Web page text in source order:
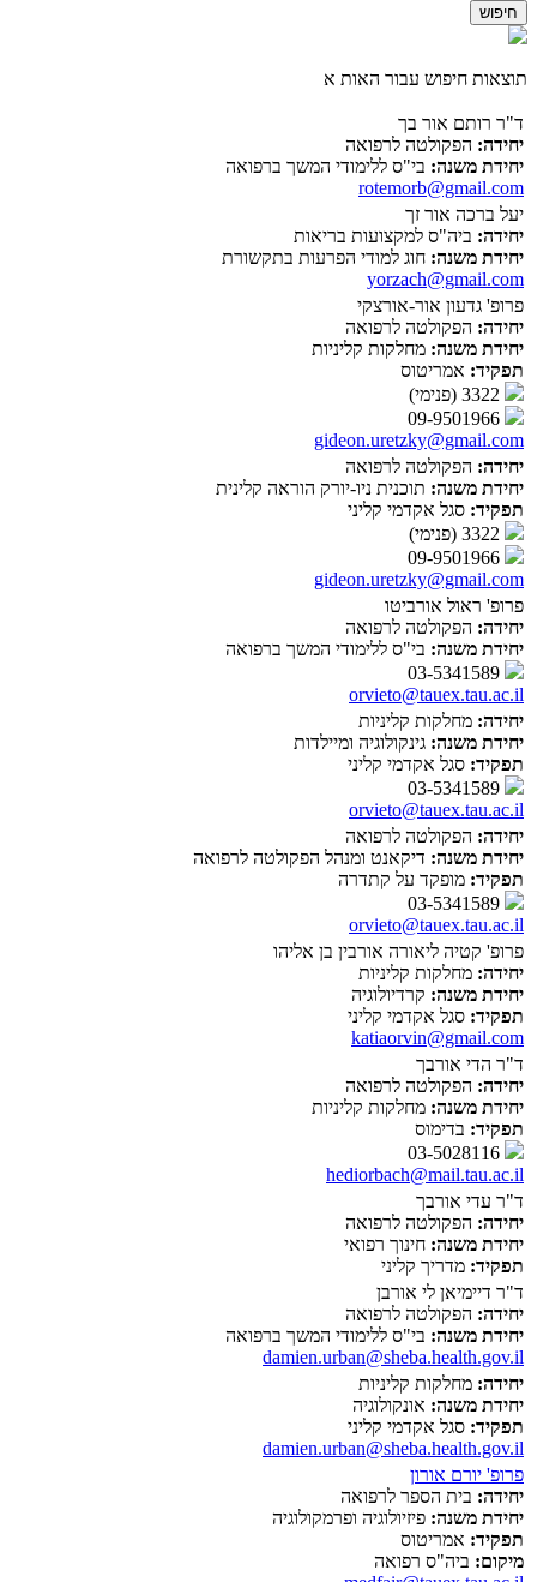
תוצאות חיפוש עבור האות א
ד"ר רותם אור בך
יחידה: הפקולטה לרפואה
יחידת משנה: בי"ס ללימודי המשך ברפואה
rotemorb@gmail.com
יעל ברכה אור זך
יחידה: ביה"ס למקצועות בריאות
יחידת משנה: חוג למודי הפרעות בתקשורת
yorzach@gmail.com
פרופ' גדעון אור-אורצקי
יחידה: הפקולטה לרפואה
יחידת משנה: מחלקות קליניות
תפקיד: אמריטוס
gideon.uretzky@gmail.com
יחידה: הפקולטה לרפואה
יחידת משנה: תוכנית ניו-יורק הוראה קלינית
תפקיד: סגל אקדמי קליני
gideon.uretzky@gmail.com
פרופ' ראול אורביטו
יחידה: הפקולטה לרפואה
יחידת משנה: בי"ס ללימודי המשך ברפואה
orvieto@tauex.tau.ac.il
יחידה: מחלקות קליניות
יחידת משנה: גינקולוגיה ומיילדות
תפקיד: סגל אקדמי קליני
orvieto@tauex.tau.ac.il
יחידה: הפקולטה לרפואה
יחידת משנה: דיקאנט ומנהל הפקולטה לרפואה
תפקיד: מופקד על קתדרה
orvieto@tauex.tau.ac.il
פרופ' קטיה ליאורה אורבין בן אליהו
יחידה: מחלקות קליניות
יחידת משנה: קרדיולוגיה
תפקיד: סגל אקדמי קליני
katiaorvin@gmail.com
ד"ר הדי אורבך
יחידה: הפקולטה לרפואה
יחידת משנה: מחלקות קליניות
תפקיד: בדימוס
hediorbach@mail.tau.ac.il
ד"ר עדי אורבך
יחידה: הפקולטה לרפואה
יחידת משנה: חינוך רפואי
תפקיד: מדריך קליני
ד"ר דיימיאן לי אורבן
יחידה: הפקולטה לרפואה
יחידת משנה: בי"ס ללימודי המשך ברפואה
damien.urban@sheba.health.gov.il
יחידה: מחלקות קליניות
יחידת משנה: אונקולוגיה
תפקיד: סגל אקדמי קליני
damien.urban@sheba.health.gov.il
פרופ' יורם אורון
יחידה: בית הספר לרפואה
יחידת משנה: פיזיולוגיה ופרמקולוגיה
תפקיד: אמריטוס
מיקום: ביה"ס רפואה